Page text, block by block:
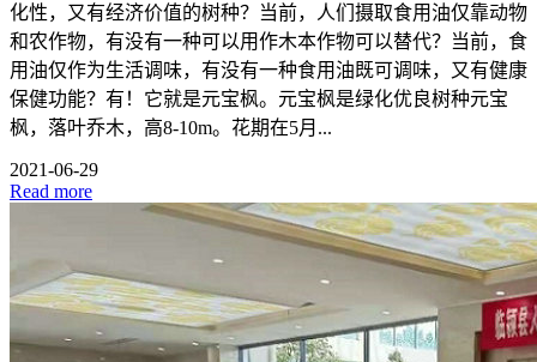
化性，又有经济价值的树种？当前，人们摄取食用油仅靠动物
和农作物，有没有一种可以用作木本作物可以替代？当前，食
用油仅作为生活调味，有没有一种食用油既可调味，又有健康
保健功能？有！它就是元宝枫。元宝枫是绿化优良树种元宝
枫，落叶乔木，高8-10m。花期在5月...
2021-06-29
Read more